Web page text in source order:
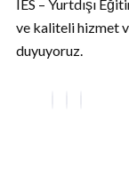
IES – Yurtdışı
ve kaliteli hizmet
duyuyoruz.